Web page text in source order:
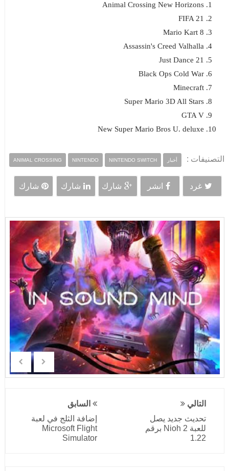
Animal Crossing New Horizons
FIFA 21
Mario Kart 8
Assassin's Creed Valhalla
Just Dance 21
Black Ops Cold War
Minecraft
Super Mario 3D All Stars
GTA V
New Super Mario Bros U. deluxe
التصنيفات : أخبار ANIMAL CROSSING NINTENDO NINTENDO SWITCH
غرد انشر شارك شارك شارك
التالي
تحديث جديد يصل
للعبة Nioh 2 برقم
1.22
السابق
إضافة الثلج في لعبة
Microsoft Flight
Simulator